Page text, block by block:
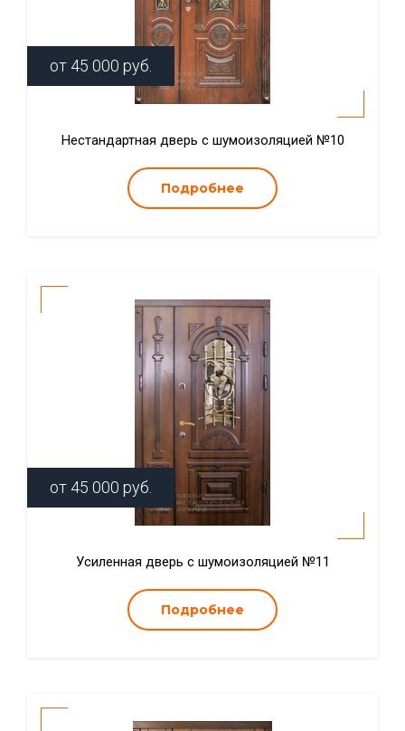
от 45 000 руб.
Нестандартная дверь с шумоизоляцией №10
Подробнее
от 45 000 руб.
Усиленная дверь с шумоизоляцией №11
Подробнее